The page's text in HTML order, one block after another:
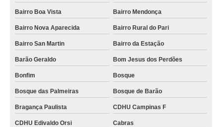
Bairro Boa Vista Bairro Mendonça
Bairro Nova Aparecida Bairro Rural do Pari
Bairro San Martin Bairro da Estação
Barão Geraldo Bom Jesus dos Perdões
Bonfim Bosque
Bosque das Palmeiras Bosque de Barão
Bragança Paulista CDHU Campinas F
CDHU Edivaldo Orsi Cabras